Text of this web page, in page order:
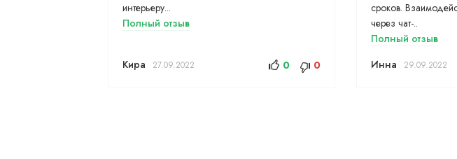
интерьеру...
Полный отзыв
Кира 27.09.2022 0 0
сроков.
через чат-..
Полный отзыв
Инна
29.09.2022